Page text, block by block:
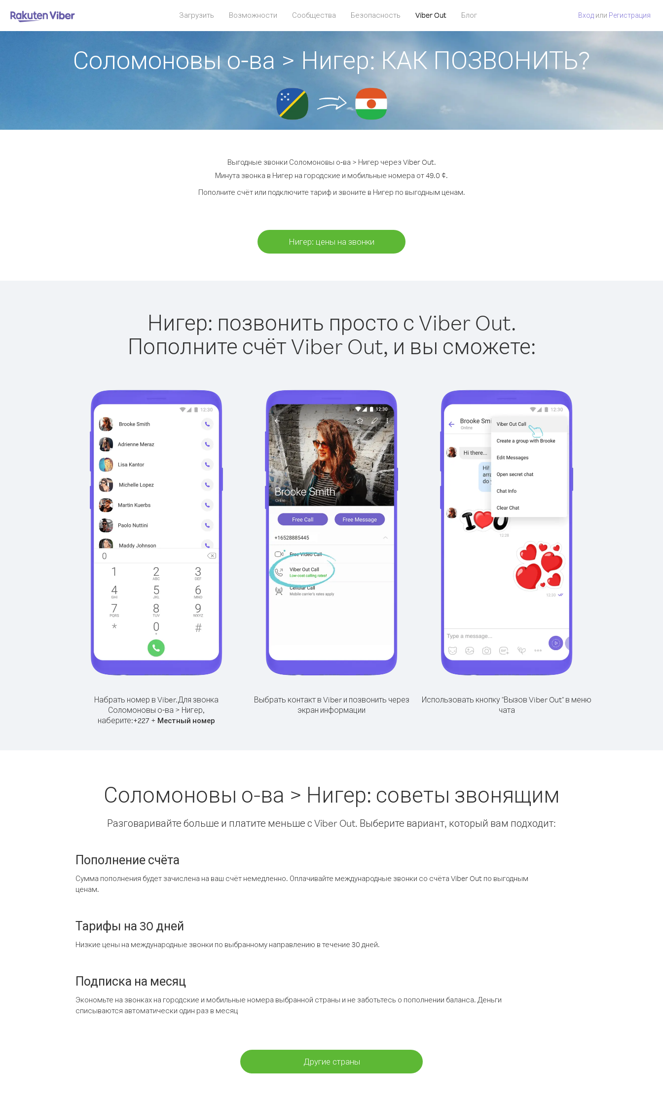
Загрузить Возможности Сообщества Безопасность Viber Out Блог Вход или Регистрация
Соломоновы о-ва > Нигер: КАК ПОЗВОНИТЬ?
Выгодные звонки Соломоновы о-ва > Нигер через Viber Out.
Минута звонка в Нигер на городские и мобильные номера от 49.0 ¢.
Пополните счёт или подключите тариф и звоните в Нигер по выгодным ценам.
Нигер: цены на звонки
Нигер: позвонить просто с Viber Out.
Пополните счёт Viber Out, и вы сможете:
Набрать номер в Viber.Для звонка
Соломоновы о-ва > Нигер,
наберите:+227 + Местный номер
Выбрать контакт в Viber и позвонить через
экран информации
Использовать кнопку "Вызов Viber Out" в меню
чата
Соломоновы о-ва > Нигер: советы звонящим
Разговаривайте больше и платите меньше с Viber Out. Выберите вариант, который вам подходит:
Пополнение счёта
Сумма пополнения будет зачислена на ваш счёт немедленно. Оплачивайте международные звонки со счёта Viber Out по выгодным
ценам.
Тарифы на 30 дней
Низкие цены на международные звонки по выбранному направлению в течение 30 дней.
Подписка на месяц
Экономьте на звонках на городские и мобильные номера выбранной страны и не заботьтесь о пополнении баланса. Деньги
списываются автоматически один раз в месяц
Другие страны